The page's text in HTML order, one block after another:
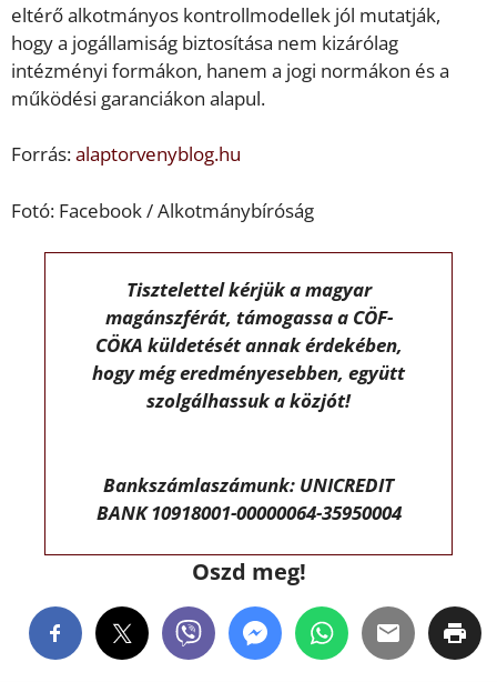
eltérő alkotmányos kontrollmodellek jól mutatják,
hogy a jogállamiság biztosítása nem kizárólag
intézményi formákon, hanem a jogi normákon és a
működési garanciákon alapul.
Forrás:alaptorvenyblog.hu
Fotó: Facebook / Alkotmánybíróság
Tisztelettel kérjük a magyar
magánszférát, támogassa a CÖF-
CÖKA küldetését annak érdekében,
hogy még eredményesebben, együtt
szolgálhassuk a közjót!
Bankszámlaszámunk: UNICREDIT
BANK 10918001-00000064-35950004
Oszd meg!